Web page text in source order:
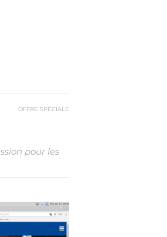
OFFRE SPÉCIALE
pour les